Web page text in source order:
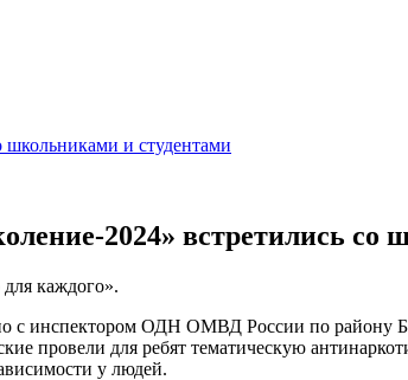
и студентами
2024» встретились со
каждого».
с инспектором ОДН ОМВД России по
провели для ребят тематическую
у людей.